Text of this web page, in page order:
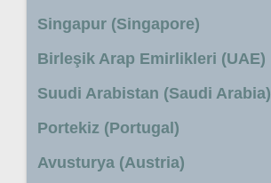
Singapur (Singapore)
Birleşik Arap Emirlikleri (UAE)
Suudi Arabistan (Saudi Arabia)
Portekiz (Portugal)
Avusturya (Austria)